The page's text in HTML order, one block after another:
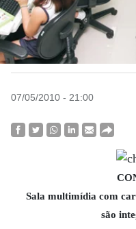
07/05/2010 - 21:00
Sala multimídia com
são